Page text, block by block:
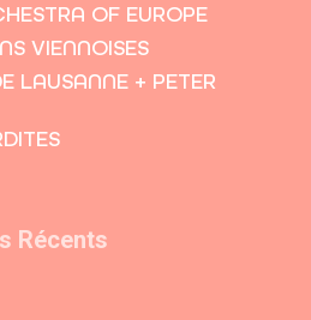
OF EUROPE
VIENNOISES
LAUSANNE + PETER
Récents